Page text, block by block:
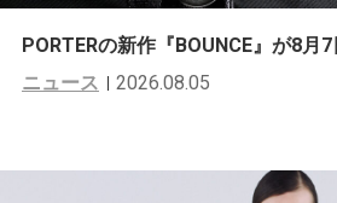
PORTERの新作『BOUNCE』が8月
ニュース
2026.08.05